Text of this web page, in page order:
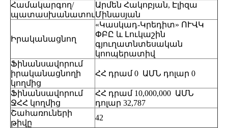
Համակարգող/
պատասխանատու
Արմեն Հակոբյան, Էլիզա
Մինասյան
Իրականացնող
«Կասկադ-Կրեդիտ» ՈՒՎԿ
ՓԲԸ և Լուկաշին
գյուղատնտեսական
կոոպերատիվ
Ֆինանսավորում
իրականացնողի
կողմից
ՀՀ դրամ 0 ԱՄՆ դոլար 0
Ֆինանսավորում
ՋՀՀ կողմից
ՀՀ դրամ 10,000,000 ԱՄՆ
դոլար 32,787
Շահառուների
թիվը
42